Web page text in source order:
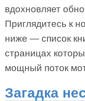
вдохновляет
Приглядитесь к
ниже — список
страницах
мощный поток
Загадка